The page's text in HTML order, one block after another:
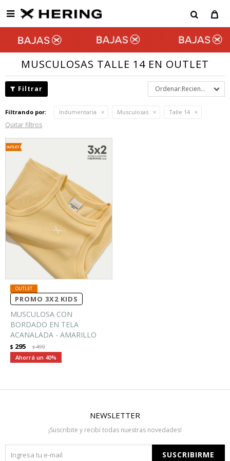

MUSCULOSAS TALLE 14 EN OUTLET
Recientes
Filtrando por: Indumentaria Musculosas Talle 14
Quitar filtros
PROMO 3X2 KIDS
MUSCULOSA CON
BORDADO EN TELA
ACANALADA - AMARILLO
$ 295 $499
40
NEWSLETTER
¡Suscribite y recibí todas nuestras novedades!
SUSCRIBIRME